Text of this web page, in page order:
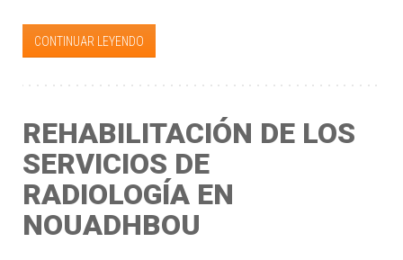
CONTINUAR LEYENDO
REHABILITACIÓN DE LOS
SERVICIOS DE
RADIOLOGÍA EN
NOUADHBOU